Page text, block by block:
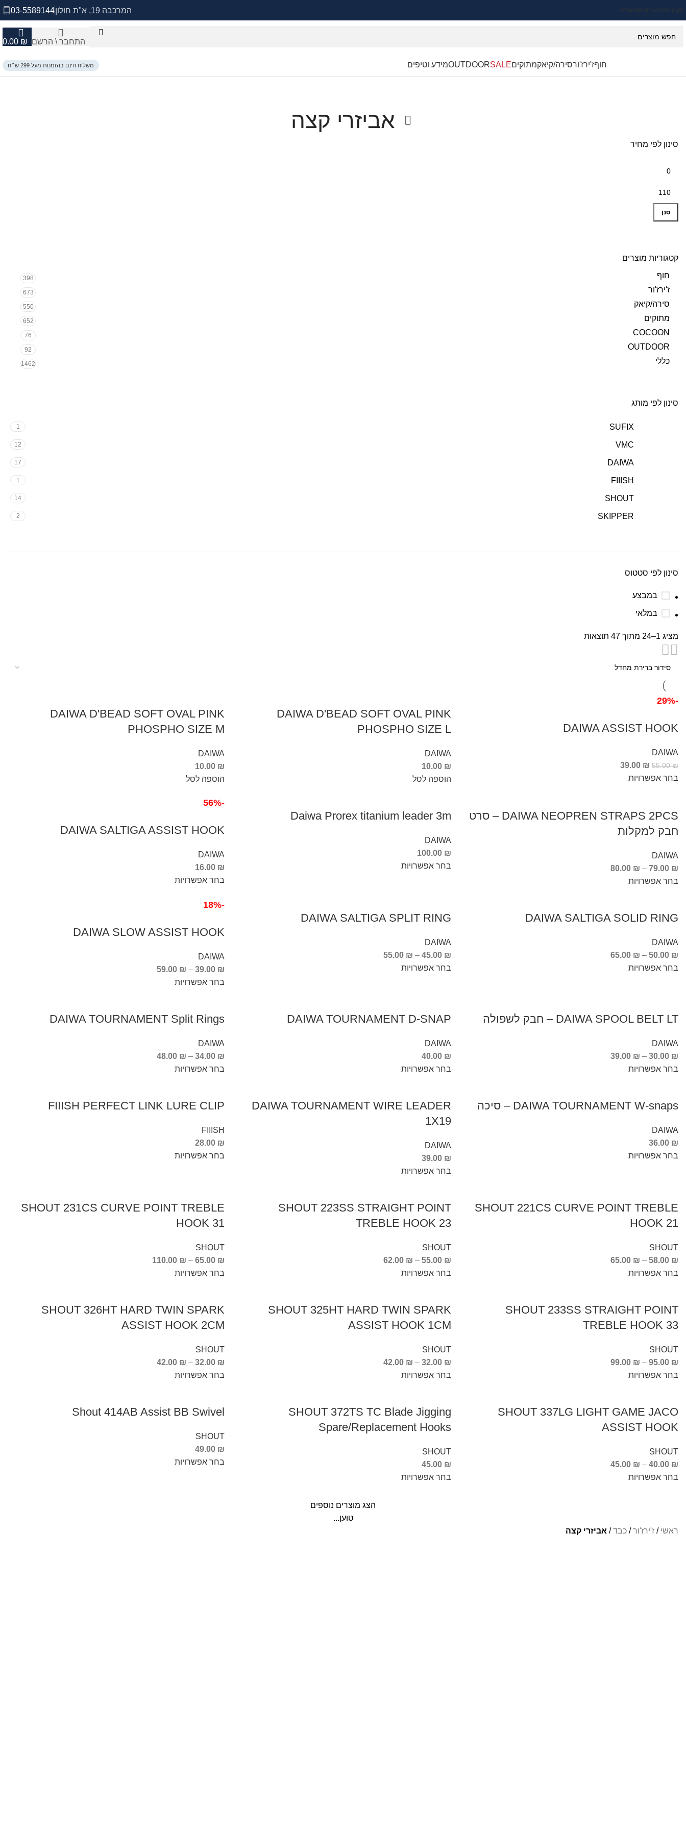
תקנוןהחזרות והחלפותאודות המרכבה 19, א"ת חולון 03-5589144
התחבר \ הרשם 0.00 ₪
חוףז'ירז'ורסירה/קיאקמתוקיםSALE
OUTDOORמידע וטיפים משלוח חינם בהזמנות מעל 299 ש״ח
אביזרי קצה
סינון לפי מחיר
סנן
קטגוריות מוצרים
חוף
398
ז'ירז'ור 673
סירה/קיאק 550
מתוקים 652
COCOON
76
OUTDOOR
92
כללי 1462
סינון לפי מותג
SUFIX
1
VMC
12
DAIWA
17
FIIISH
1
SHOUT
14
SKIPPER
2
סינון לפי סטטוס
במבצע
במלאי
מציג 1–24 מתוך 47 תוצאות
-29%
DAIWA ASSIST HOOK
DAIWA
55.00₪
39.00 ₪
בחר אפשרויות
DAIWA D'BEAD SOFT OVAL PINK
PHOSPHO SIZE L
DAIWA
10.00 ₪
הוספה לסל
DAIWA D'BEAD SOFT OVAL PINK
PHOSPHO SIZE M
DAIWA
10.00 ₪
הוספה לסל
DAIWA NEOPREN STRAPS 2PCS – סרט
חבק למקלות
DAIWA
79.00 ₪
–
80.00 ₪
בחר אפשרויות
Daiwa Prorex titanium leader 3m
DAIWA
100.00 ₪
בחר אפשרויות
-56%
DAIWA SALTIGA ASSIST HOOK
DAIWA
16.00 ₪
בחר אפשרויות
DAIWA SALTIGA SOLID RING
DAIWA
50.00 ₪
–
65.00 ₪
בחר אפשרויות
DAIWA SALTIGA SPLIT RING
DAIWA
45.00 ₪
–
55.00 ₪
בחר אפשרויות
-18%
DAIWA SLOW ASSIST HOOK
DAIWA
39.00 ₪
–
59.00 ₪
בחר אפשרויות
DAIWA SPOOL BELT LT – חבק לשפולה
DAIWA
30.00 ₪
–
39.00 ₪
בחר אפשרויות
DAIWA TOURNAMENT D-SNAP
DAIWA
40.00 ₪
בחר אפשרויות
DAIWA TOURNAMENT Split Rings
DAIWA
34.00 ₪
–
48.00 ₪
בחר אפשרויות
DAIWA TOURNAMENT W-snaps – סיכה
DAIWA
36.00 ₪
בחר אפשרויות
DAIWA TOURNAMENT WIRE LEADER
1X19
DAIWA
39.00 ₪
בחר אפשרויות
FIIISH PERFECT LINK LURE CLIP
FIIISH
28.00 ₪
בחר אפשרויות
SHOUT 221CS CURVE POINT TREBLE
HOOK 21
SHOUT
58.00 ₪
–
65.00 ₪
בחר אפשרויות
SHOUT 223SS STRAIGHT POINT
TREBLE HOOK 23
SHOUT
55.00 ₪
–
62.00 ₪
בחר אפשרויות
SHOUT 231CS CURVE POINT TREBLE
HOOK 31
SHOUT
65.00 ₪
–
110.00 ₪
בחר אפשרויות
SHOUT 233SS STRAIGHT POINT
TREBLE HOOK 33
SHOUT
95.00 ₪
–
99.00 ₪
בחר אפשרויות
SHOUT 325HT HARD TWIN SPARK
ASSIST HOOK 1CM
SHOUT
32.00 ₪
–
42.00 ₪
בחר אפשרויות
SHOUT 326HT HARD TWIN SPARK
ASSIST HOOK 2CM
SHOUT
32.00 ₪
–
42.00 ₪
בחר אפשרויות
SHOUT 337LG LIGHT GAME JACO
ASSIST HOOK
SHOUT
40.00 ₪
–
45.00 ₪
בחר אפשרויות
SHOUT 372TS TC Blade Jigging
Spare/Replacement Hooks
SHOUT
45.00 ₪
בחר אפשרויות
Shout 414AB Assist BB Swivel
SHOUT
49.00 ₪
בחר אפשרויות
הצג מוצרים נוספים
טוען...
ראשי / ז'ירז'ור/ כבד/ אביזרי קצה